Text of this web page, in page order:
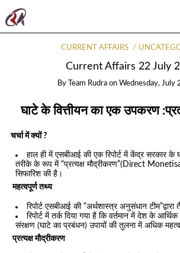
CURRENT AFFAIRS
Current Affairs 22 July
By Team Rudra on Wednesday, July
घाटे के वित्तीयन का एक उपकरण
चर्चा में क्यों ?
हाल ही में एसबीआई की एक रिपोर्ट में केंद्र सरकार के
तरीके के रूप में “प्रत्यक्ष मौद्रीकरण”(Direct
सिफारिश की है।
महत्वपूर्ण तथ्य
रिपोर्ट एसबीआई की “अर्थशास्त्र अनुसंधान
रिपोर्ट में तर्क दिया गया है कि वर्तमान में देश के
संरक्षण (घाटे का प्रबंधन) उपायों की तुलना में अधिक महत्व
प्रत्यक्ष मौद्रीकरण